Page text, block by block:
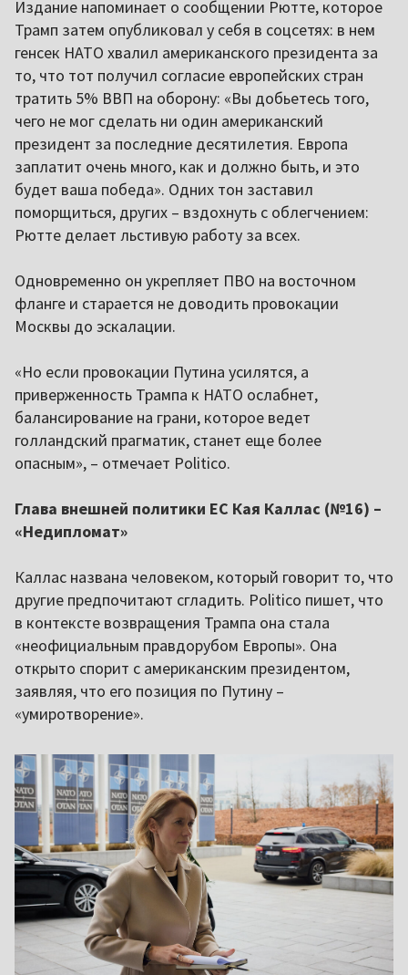
Издание напоминает о сообщении Рютте, которое
Трамп затем опубликовал у себя в соцсетях: в нем
генсек НАТО хвалил американского президента за
то, что тот получил согласие европейских стран
тратить 5% ВВП на оборону: «Вы добьетесь того,
чего не мог сделать ни один американский
президент за последние десятилетия. Европа
заплатит очень много, как и должно быть, и это
будет ваша победа». Одних тон заставил
поморщиться, других – вздохнуть с облегчением:
Рютте делает льстивую работу за всех.
Одновременно он укрепляет ПВО на восточном
фланге и старается не доводить провокации
Москвы до эскалации.
«Но если провокации Путина усилятся, а
приверженность Трампа к НАТО ослабнет,
балансирование на грани, которое ведет
голландский прагматик, станет еще более
опасным», – отмечает Politico.
Глава внешней политики ЕС Кая Каллас (№16) –
«Недипломат»
Каллас названа человеком, который говорит то, что
другие предпочитают сгладить. Politico пишет, что
в контексте возвращения Трампа она стала
«неофициальным правдорубом Европы». Она
открыто спорит с американским президентом,
заявляя, что его позиция по Путину –
«умиротворение».